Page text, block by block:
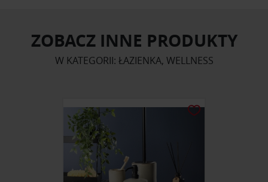
ZOBACZ INNE PRODUKTY
W KATEGORII: ŁAZIENKA, WELLNESS